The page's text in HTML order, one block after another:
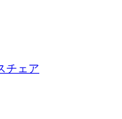
チェア